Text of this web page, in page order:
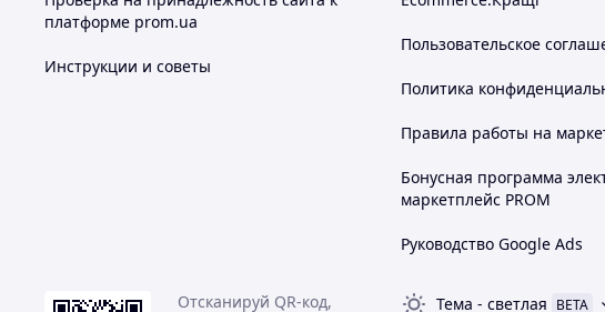
вентилятором;
регулируемые ножки позволяют устанавливать котел на неровных
При покупке котла предоставляется увеличенная скидка
платформе prom.ua
Инструкции и советы
Пользовательское
Политика
Правила работы на
Бонусная программа
маркетплейс PROM
Руководство Google Ads
Отсканируй QR-код, Тема - светлая BETA